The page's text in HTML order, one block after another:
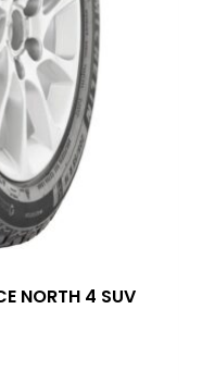
NORTH 4 SUV